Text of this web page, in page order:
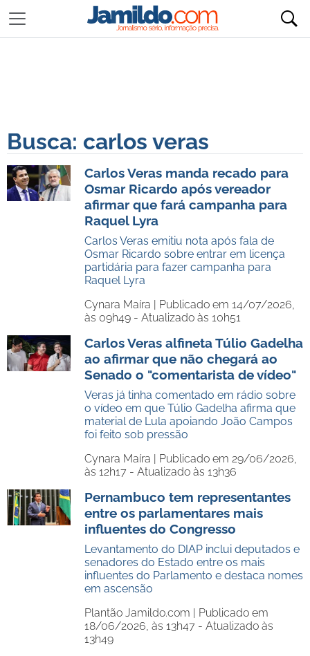
Busca: carlos veras
Carlos Veras manda recado para
Osmar Ricardo após vereador
afirmar que fará campanha para
Raquel Lyra
Carlos Veras emitiu nota após fala de
Osmar Ricardo sobre entrar em licença
partidária para fazer campanha para
Raquel Lyra
Cynara Maíra | Publicado em 14/07/2026,
às 09h49 - Atualizado às 10h51
Carlos Veras alfineta Túlio Gadelha
ao afirmar que não chegará ao
Senado o "comentarista de vídeo"
Veras já tinha comentado em rádio sobre
o vídeo em que Túlio Gadelha afirma que
material de Lula apoiando João Campos
foi feito sob pressão
Cynara Maíra | Publicado em 29/06/2026,
às 12h17 - Atualizado às 13h36
Pernambuco tem representantes
entre os parlamentares mais
influentes do Congresso
Levantamento do DIAP inclui deputados e
senadores do Estado entre os mais
influentes do Parlamento e destaca nomes
em ascensão
Plantão Jamildo.com | Publicado em
18/06/2026, às 13h47 - Atualizado às
13h49